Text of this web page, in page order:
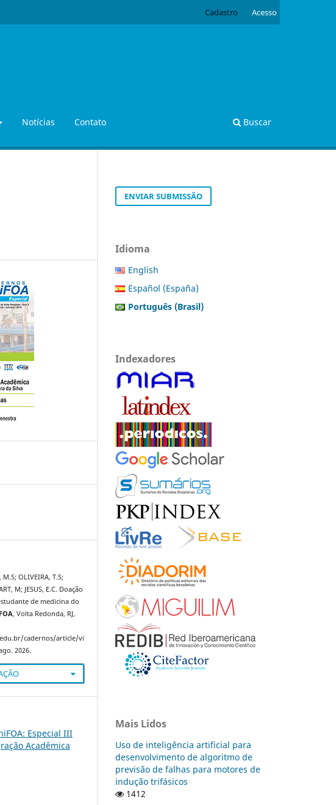
Notícias Contato Buscar
Cadastro Acesso
M.S; OLIVEIRA, T.S;
M; JESUS, E.C. Doação
de medicina do
, Volta Redonda, RJ,
cadernos/article/vi
2026.
Especial III
Acadêmica
ENVIAR SUBMISSÃO
Idioma
English
Español (España)
Português (Brasil)
Indexadores
Mais Lidos
Uso de inteligência artificial para
desenvolvimento de algoritmo de
previsão de falhas para motores de
indução trifásicos
1412